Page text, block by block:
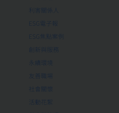
利害關係人
ESG電子報
ESG焦點案例
創新與服務
永續環境
友善職場
社會關懷
活動花絮